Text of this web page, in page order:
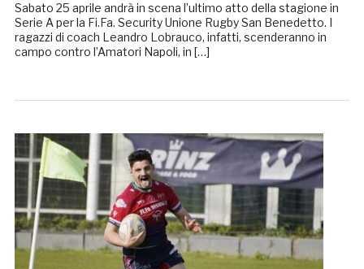
Sabato 25 aprile andrà in scena l’ultimo atto della stagione in
Serie A per la Fi.Fa. Security Unione Rugby San Benedetto. I
ragazzi di coach Leandro Lobrauco, infatti, scenderanno in
campo contro l’Amatori Napoli, in […]